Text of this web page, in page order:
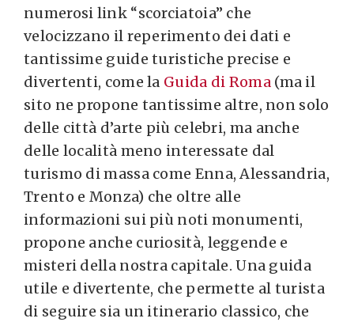
numerosi link “scorciatoia” che
velocizzano il reperimento dei dati e
tantissime guide turistiche precise e
divertenti, come la Guida di Roma(ma il
sito ne propone tantissime altre, non solo
delle città d’arte più celebri, ma anche
delle località meno interessate dal
turismo di massa come Enna, Alessandria,
Trento e Monza) che oltre alle
informazioni sui più noti monumenti,
propone anche curiosità, leggende e
misteri della nostra capitale. Una guida
utile e divertente, che permette al turista
di seguire sia un itinerario classico, che